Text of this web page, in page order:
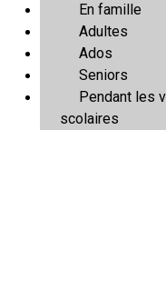
Rejoindre l’équipe
🎈 participer à un
🤝 rencontrer d’autres
💛 contribuer à la
Il est possible aussi
En famille
Adultes
Ados
Seniors
Pendant les
scolaires